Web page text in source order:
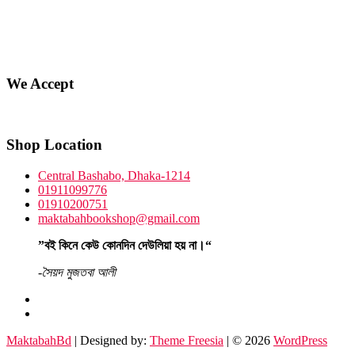
We Accept
Shop Location
Central Bashabo, Dhaka-1214
01911099776
01910200751
maktabahbookshop@gmail.com
”বই কিনে কেউ কোনদিন দেউলিয়া হয় না।“
-সৈয়দ মুজতবা আলী
MaktabahBd | Designed by: Theme Freesia | © 2026 WordPress